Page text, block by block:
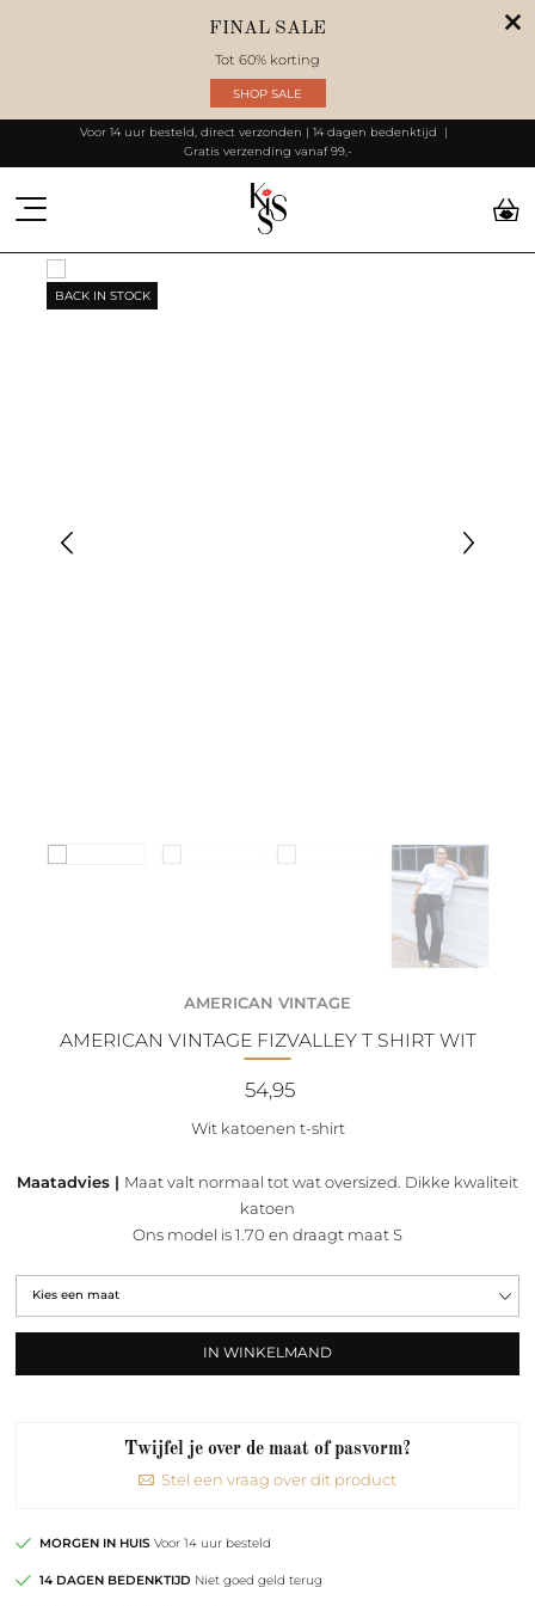
FINAL SALE
Tot 60% korting
SHOP SALE
Voor 14 uur besteld, direct verzonden | 14 dagen bedenktijd
Gratis verzending vanaf 99,-
BACK IN STOCK
AMERICAN VINTAGE
AMERICAN VINTAGE FIZVALLEY T SHIRT WIT
54,95
Wit katoenen t-shirt
Maatadvies | Maat valt normaal tot wat oversized. Dikke kwaliteit
katoen
Ons model is 1.70 en draagt maat S
IN WINKELMAND
Twijfel je over de maat of pasvorm?
Stel een vraag over dit product
MORGEN IN HUIS Voor 14 uur besteld
14 DAGEN BEDENKTIJD Niet goed geld terug